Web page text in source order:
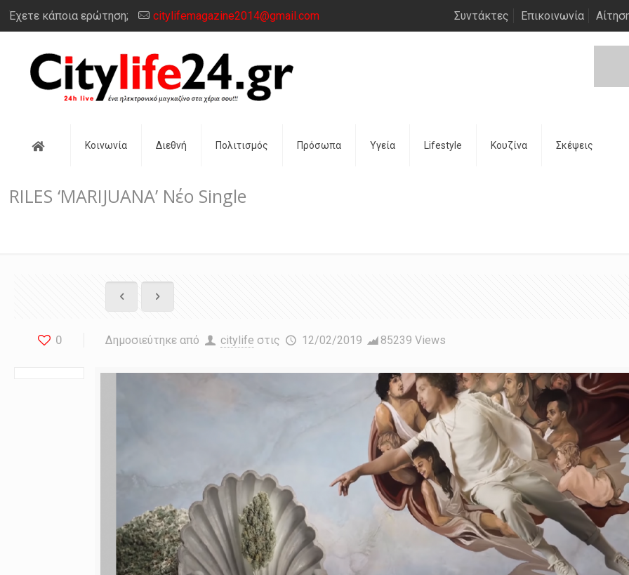
Έχετε κάποια ερώτηση; citylifemagazine2014@gmail.com Συντάκτες Επικοινωνία
Αρχική Κοινωνία Διεθνή Πολιτισμός Πρόσωπα Υγεία Lifestyle Κουζίνα Σκέψεις
RILES ‘MARIJUANA’ Νέο Single
0 Δημοσιεύτηκε από citylife στις 12/02/2019 85239 Views